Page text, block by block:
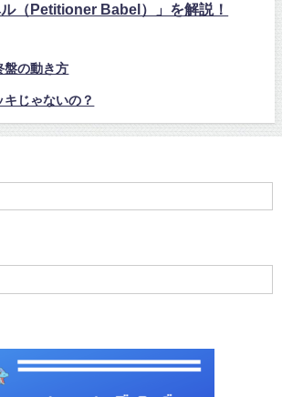
（Petitioner Babel）」を解説！
盤の動き方
キじゃないの？